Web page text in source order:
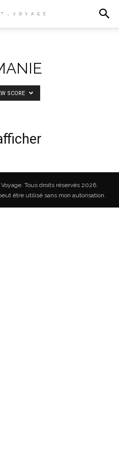
SCORE
Tous droits réservés 2026.
être utilisé sans mon autorisation.